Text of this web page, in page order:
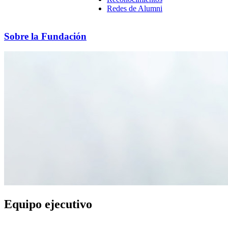
Redes de Alumni
Sobre la Fundación
Equipo ejecutivo